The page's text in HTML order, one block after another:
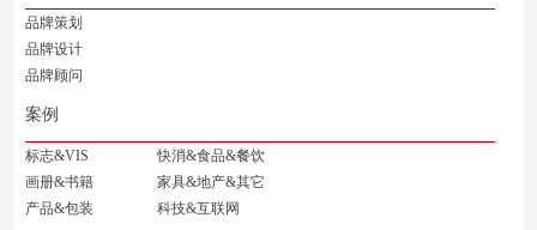
品牌策划
品牌设计
品牌顾问
案例
标志&VIS
快消&食品&餐饮
画册&书籍
家具&地产&其它
产品&包装
科技&互联网